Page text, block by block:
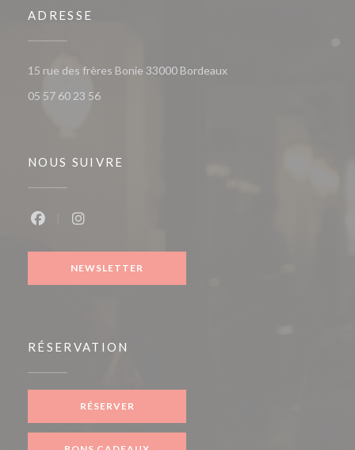
ADRESSE
15 rue des frères Bonie 33000 Bordeaux((ouvre une nouvelle
05 57 60 23 56
NOUS SUIVRE
NEWSLETTER
RÉSERVATION
RÉSERVER